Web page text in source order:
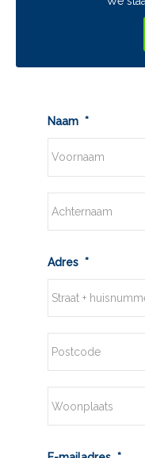
Naam *
Voornaam
Adres *
Straat
huisnummer
Postcode